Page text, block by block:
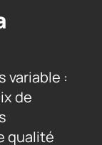
variable :
de
qualité